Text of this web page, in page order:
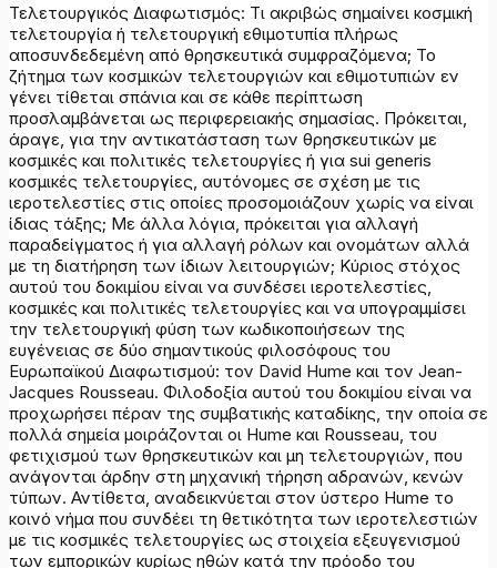
Τελετουργικός Διαφωτισμός: Τι ακριβώς σημαίνει κοσμική
τελετουργία ή τελετουργική εθιμοτυπία πλήρως
αποσυνδεδεμένη από θρησκευτικά συμφραζόμενα; Το
ζήτημα των κοσμικών τελετουργιών και εθιμοτυπιών εν
γένει τίθεται σπάνια και σε κάθε περίπτωση
προσλαμβάνεται ως περιφερειακής σημασίας. Πρόκειται,
άραγε, για την αντικατάσταση των θρησκευτικών με
κοσμικές και πολιτικές τελετουργίες ή για sui generis
κοσμικές τελετουργίες, αυτόνομες σε σχέση με τις
ιεροτελεστίες στις οποίες προσομοιάζουν χωρίς να είναι
ίδιας τάξης; Με άλλα λόγια, πρόκειται για αλλαγή
παραδείγματος ή για αλλαγή ρόλων και ονομάτων αλλά
με τη διατήρηση των ίδιων λειτουργιών; Κύριος στόχος
αυτού του δοκιμίου είναι να συνδέσει ιεροτελεστίες,
κοσμικές και πολιτικές τελετουργίες και να υπογραμμίσει
την τελετουργική φύση των κωδικοποιήσεων της
ευγένειας σε δύο σημαντικούς φιλοσόφους του
Ευρωπαϊκού Διαφωτισμού: τον David Hume και τον Jean-
Jacques Rousseau. Φιλοδοξία αυτού του δοκιμίου είναι να
προχωρήσει πέραν της συμβατικής καταδίκης, την οποία σε
πολλά σημεία μοιράζονται οι Hume και Rousseau, του
φετιχισμού των θρησκευτικών και μη τελετουργιών, που
ανάγονται άρδην στη μηχανική τήρηση αδρανών, κενών
τύπων. Αντίθετα, αναδεικνύεται στον ύστερο Hume το
κοινό νήμα που συνδέει τη θετικότητα των ιεροτελεστιών
με τις κοσμικές τελετουργίες ως στοιχεία εξευγενισμού
των εμπορικών κυρίως ηθών κατά την πρόοδο του